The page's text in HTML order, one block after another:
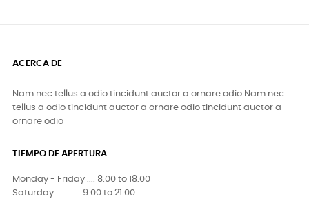
ACERCA DE
Nam nec tellus a odio tincidunt auctor a ornare odio Nam nec
tellus a odio tincidunt auctor a ornare odio tincidunt auctor a
ornare odio
TIEMPO DE APERTURA
Monday - Friday .... 8.00 to 18.00
Saturday ............ 9.00 to 21.00